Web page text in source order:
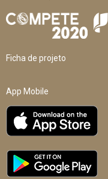
Ficha de projeto
App Mobile